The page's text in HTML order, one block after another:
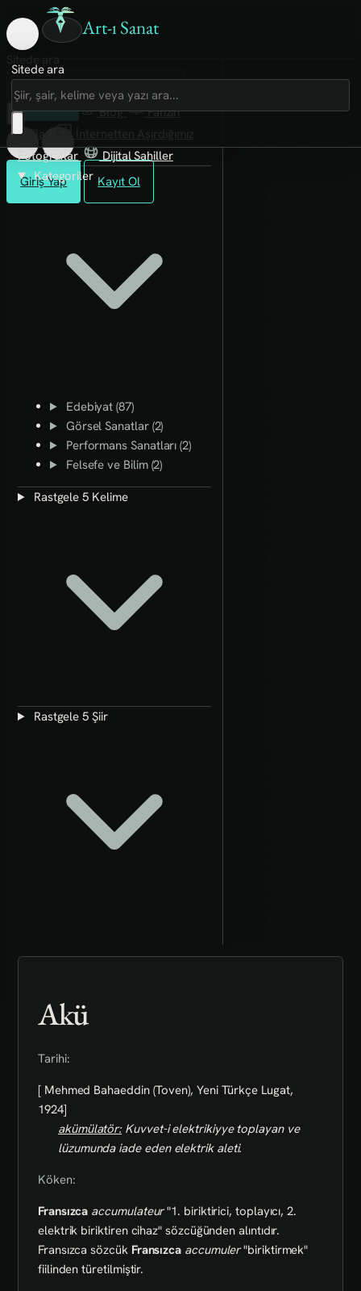
Art-ı Sanat
Giriş Yap Kayıt Ol
Sitede ara
Art-ı Sosyal
İmece
Kütüphane
Blog
Fanzin
Rafları
Fotoğraflar
Dijital Sahiller
Kategoriler
Edebiyat (87)
Görsel Sanatlar (2)
Performans Sanatları (2)
Felsefe ve Bilim (2)
Rastgele 5 Kelime
Rastgele 5 Şiir
Akü
Tarihi:
[ Mehmed Bahaeddin (Toven), Yeni Türkçe Lugat,
1924]
akümülatör:Kuvvet-i elektrikiyye toplayan ve
lüzumunda iade eden elektrik aleti.
Köken:
Fransızca accumulateur"1. biriktirici, toplayıcı, 2.
elektrik biriktiren cihaz" sözcüğünden alıntıdır.
Fransızca sözcük Fransızca accumuler"biriktirmek"
fiilinden türetilmiştir.